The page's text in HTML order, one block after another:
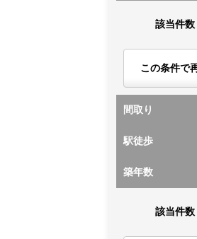
該当件数
この条件で
間取り
駅徒歩
築年数
該当件数